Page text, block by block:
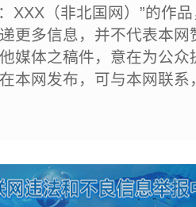
XXX（非北国网）”的作
更多信息，并不代表本
媒体之稿件，意在为公
本网发布，可与本网联